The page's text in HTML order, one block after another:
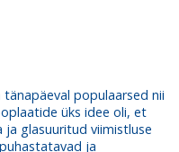
populaarsed nii
üks idee oli, et
ja glasuuritud viimistluse
ja